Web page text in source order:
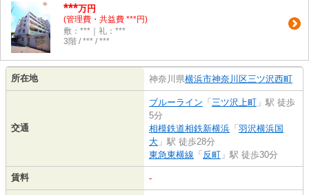
***万円
(管理費・共益費 ***円)
敷：***｜礼：***
3階 / *** / ***
所在地 神奈川県横浜市神奈川区三ツ沢西町
交通
ブルーライン 「 三ツ沢上町 」駅 徒歩
5分
相模鉄道相鉄新横浜 「 羽沢横浜国
大 」駅 徒歩28分
東急東横線 「 反町 」駅 徒歩30分
賃料 -